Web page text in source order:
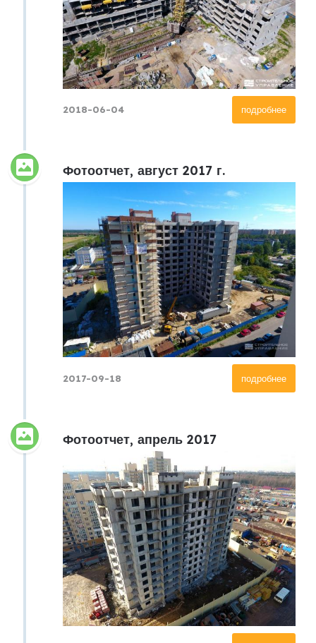
подробнее
2018-06-04
Фотоотчет, август 2017 г.
подробнее
2017-09-18
Фотоотчет, апрель 2017